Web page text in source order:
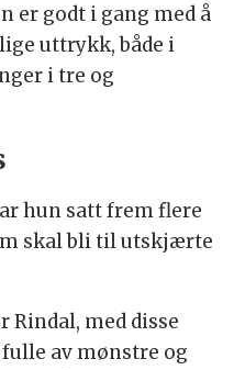
er godt i gang med å
uttrykk, både i
i tre og
hun satt frem flere
skal bli til utskjærte
Rindal, med disse
av mønstre og